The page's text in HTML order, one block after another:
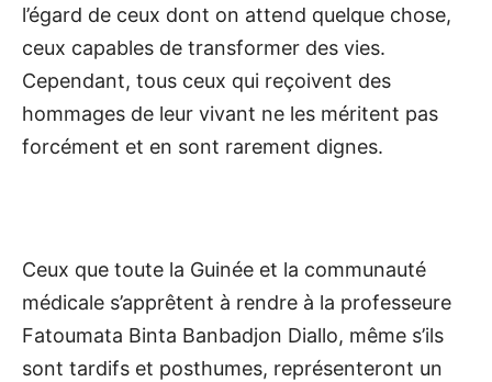
l’égard de ceux dont on attend quelque chose,
ceux capables de transformer des vies.
Cependant, tous ceux qui reçoivent des
hommages de leur vivant ne les méritent pas
forcément et en sont rarement dignes.
Ceux que toute la Guinée et la communauté
médicale s’apprêtent à rendre à la professeure
Fatoumata Binta Banbadjon Diallo, même s’ils
sont tardifs et posthumes, représenteront un